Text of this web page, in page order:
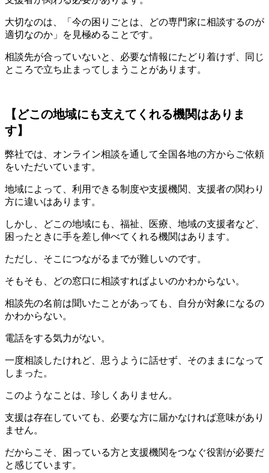
大切なのは、「今の困りごとは、どの専門家に相談するのが
適切なのか」を見極めることです。
相談先が合っていないと、必要な情報にたどり着けず、同じ
ところで立ち止まってしまうことがあります。
【どこの地域にも支えてくれる機関はありま
す】
弊社では、オンライン相談を通して全国各地の方からご依頼
をいただいています。
地域によって、利用できる制度や支援機関、支援者の関わり
方に違いはあります。
しかし、どこの地域にも、福祉、医療、地域の支援者など、
困ったときに手を差し伸べてくれる機関はあります。
ただし、そこにつながるまでが難しいのです。
そもそも、どの窓口に相談すればよいのかわからない。
相談先の名前は聞いたことがあっても、自分が対象になるの
かわからない。
電話をする気力がない。
一度相談したけれど、思うように話せず、そのままになって
しまった。
このようなことは、珍しくありません。
支援は存在していても、必要な方に届かなければ意味があり
ません。
だからこそ、困っている方と支援機関をつなぐ役割が必要だ
と感じています。